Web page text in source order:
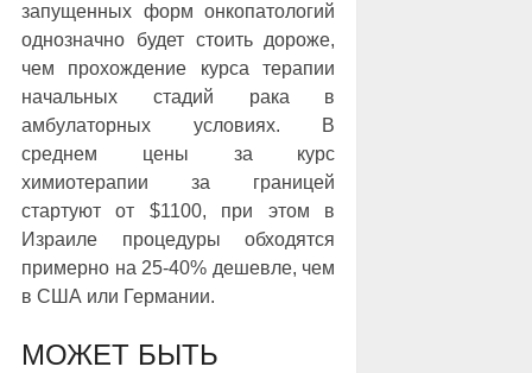
запущенных форм онкопатологий
однозначно будет стоить дороже,
чем прохождение курса терапии
начальных стадий рака в
амбулаторных условиях. В
среднем цены за курс
химиотерапии за границей
стартуют от $1100, при этом в
Израиле процедуры обходятся
примерно на 25-40% дешевле, чем
в США или Германии.
МОЖЕТ БЫТЬ